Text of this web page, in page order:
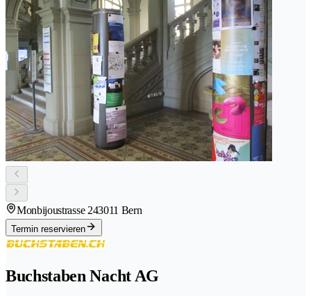
Monbijoustrasse 243011 Bern
Termin reservieren
Buchstaben Nacht AG